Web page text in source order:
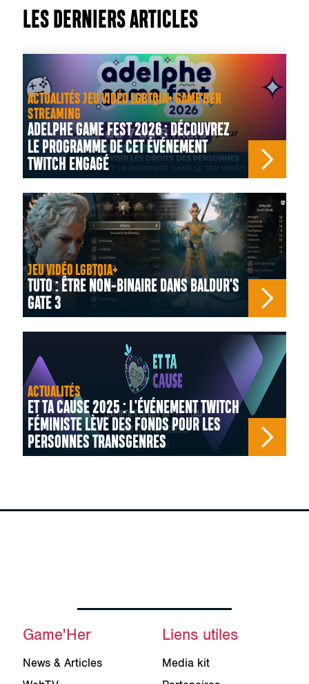
LES DERNIERS ARTICLES
ACTUALITÉS JEU VIDÉO LGBTQIA+ GAME'HER
STREAMING
ADELPHE GAME FEST 2026 : DÉCOUVREZ
LE PROGRAMME DE CET ÉVÉNEMENT
TWITCH ENGAGÉ
JEU VIDÉO LGBTQIA+
TUTO : ÊTRE NON-BINAIRE DANS BALDUR'S
GATE 3
ACTUALITÉS
ET TA CAUSE 2025 : L'ÉVÉNEMENT TWITCH
FÉMINISTE LÈVE DES FONDS POUR LES
PERSONNES TRANSGENRES
Game'Her
News & Articles
Liens utiles
Media kit